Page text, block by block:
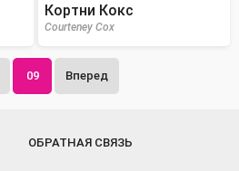
Кортни Кокс
Courteney Cox
09 Вперед
ОБРАТНАЯ СВЯЗЬ